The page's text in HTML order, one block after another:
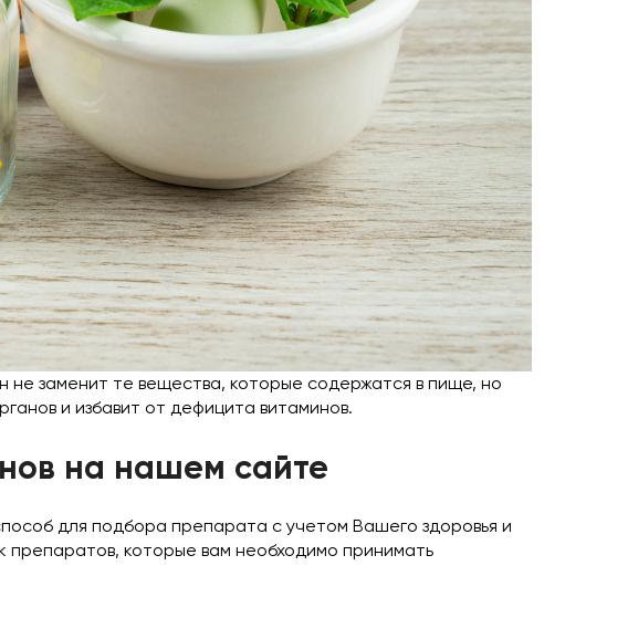
заменит те вещества, которые содержатся в пище, но
и избавит от дефицита витаминов.
на нашем сайте
для подбора препарата с учетом Вашего здоровья и
которые вам необходимо принимать